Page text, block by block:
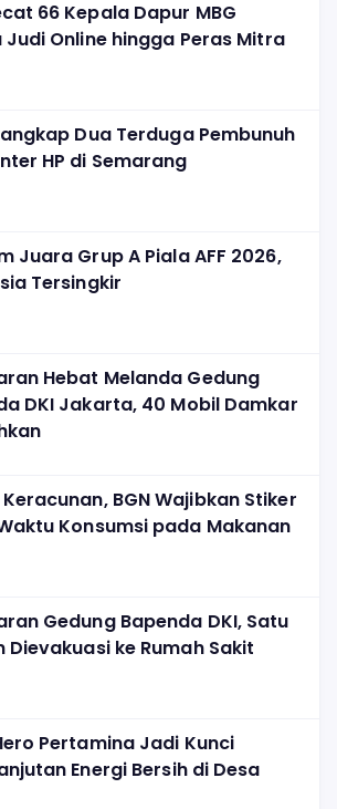
66 Kepala Dapur MBG
Judi Online hingga Peras Mitra
Dua Terduga Pembunuh
HP di Semarang
Juara Grup A Piala AFF 2026,
Tersingkir
Hebat Melanda Gedung
DKI Jakarta, 40 Mobil Damkar
BGN Wajibkan Stiker
Konsumsi pada Makanan
Gedung Bapenda DKI, Satu
Dievakuasi ke Rumah Sakit
Pertamina Jadi Kunci
Energi Bersih di Desa